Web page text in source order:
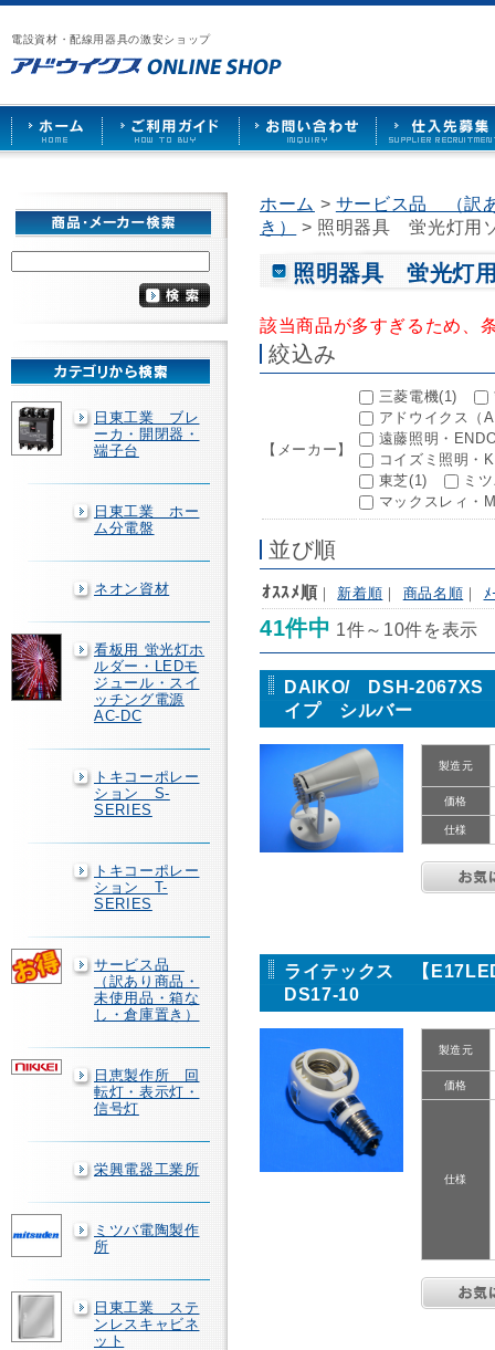
電設資材・配線用器具の激安ショップ
漏
電
ブ
レ
ー
カ
ー
や
照
ケ
ッ
ト
な
で
販
売
ア
ウ
イ
ス
HOME
ご
用
ガ
ド
お
い
合
せ
仕
先
募
日東工業 ブレ
ーカ・開閉器・
端子台
日東工業 ホー
ム分電盤
ネオン資材
看板用 蛍光灯ホ
ルダー・LEDモ
ジュール・スイ
ッチング電源
AC-DC
トキコーポレー
ション S-
SERIES
トキコーポレー
ション T-
SERIES
サービス品
（訳あり商品・
未使用品・箱な
し・倉庫置き）
日恵製作所 回
転灯・表示灯・
信号灯
栄興電器工業所
ミツバ電陶製作
所
日東工業 ステ
ンレスキャビネ
ット
ホーム > サービス品 （訳
き）
> 照明器具 蛍光灯用
照明器具 蛍光灯
該当商品が多すぎるため、
絞込み
【メーカー】
三菱電機(1)
アドウイクス（
遠藤照明・
コイズミ照明・
東芝(1)
ミ
マックスレィ・
並び順
ｵｽｽﾒ順 ｜ 新着順 ｜ 商品名順 ｜ ﾒ
41件中 1件～10件を表示
DAIKO/ DSH-2067XS
イプ シルバー
製造元
価格
仕様
ライテックス 【
DS17-10
製造元
価格
仕様